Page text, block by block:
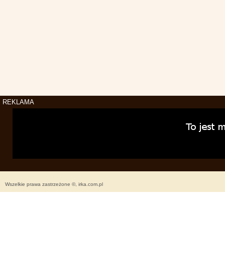
REKLAMA
Wszelkie prawa zastrzeżone ©, irka.com.pl